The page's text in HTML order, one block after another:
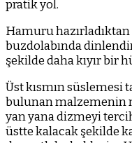
pratik yol.
Hamuru hazırladıktan
buzdolabında
şekilde daha kıyır bir
Üst kısmın
bulunan malzemenin
yan yana dizmeyi
üstte kalacak şekilde